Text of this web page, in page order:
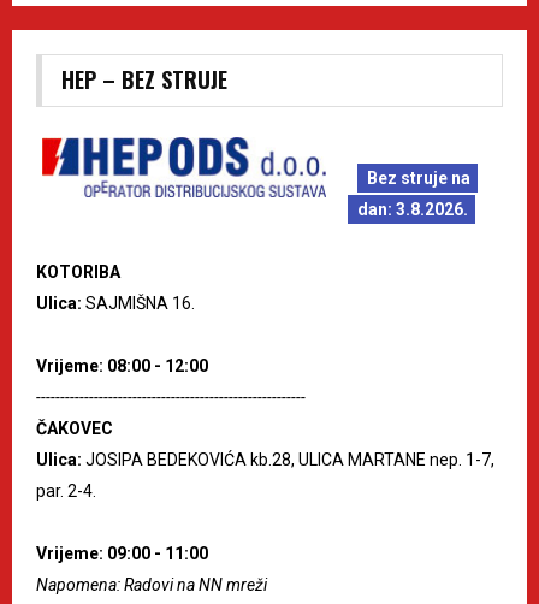
HEP – BEZ STRUJE
Bez struje na
dan: 3.8.2026.
KOTORIBA
Ulica: SAJMIŠNA 16.
Vrijeme: 08:00 - 12:00
--------------------------------------------------------
ČAKOVEC
Ulica: JOSIPA BEDEKOVIĆA kb.28, ULICA MARTANE nep. 1-7,
par. 2-4.
Vrijeme: 09:00 - 11:00
Napomena: Radovi na NN mreži